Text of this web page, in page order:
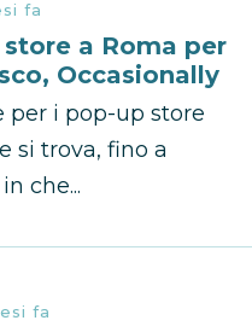
fa
a Roma per
Occasionally
per i pop-up store
si trova, fino a
che...
fa